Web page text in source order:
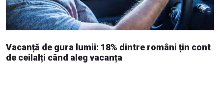
Vacanță de gura lumii: 18% dintre români țin cont
de ceilalți când aleg vacanța